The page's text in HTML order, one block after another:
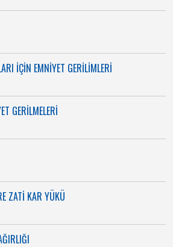
İÇİN EMNİYET GERİLİMLERİ
GERİLMELERİ
ZATİ KAR YÜKÜ